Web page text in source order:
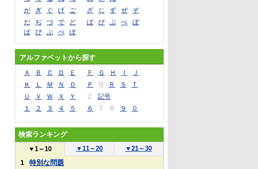
が
ぎ ぐ げ ご ざ じ ず ぜ
ぞ
だ
ぢ づ で ど ば び ぶ べ
ぼ
ぱ
ぴ ぷ ぺ ぽ
アルファベットから探す
Ａ Ｂ Ｃ Ｄ Ｅ Ｆ Ｇ Ｈ Ｉ
Ｊ
Ｋ
Ｌ Ｍ Ｎ Ｏ Ｐ Ｑ Ｒ Ｓ
Ｔ
Ｕ
Ｖ Ｗ Ｘ Ｙ Ｚ
記号
１
２ ３ ４ ５ ６ ７ ８ ９ ０
検索ランキング
▼ 1～10 ▼ 11～20 ▼ 21～30
1
特別な問題